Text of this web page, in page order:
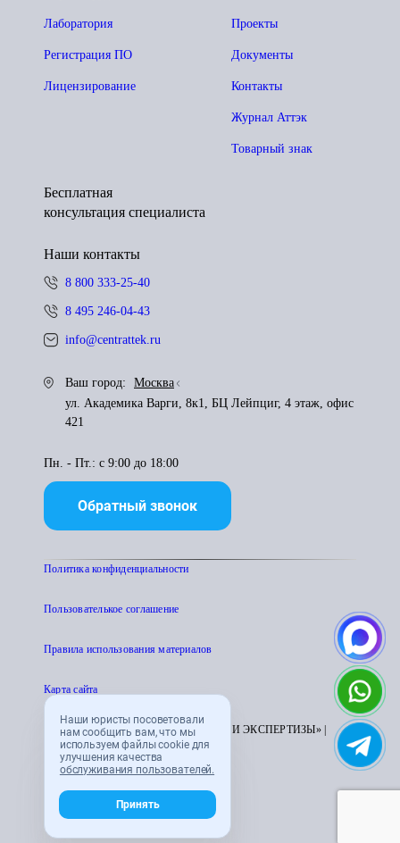
Наши юристы посоветовали
нам сообщить вам, что мы
используем файлы cookie для
улучшения качества
обслуживания пользователей.
Принять
Проекты
Документы
Контакты
Журнал Аттэк
Товарный знак
Лаборатория
Регистрация ПО
Лицензирование
Бесплатная
консультация специалиста
Наши контакты
8 800 333-25-40
8 495 246-04-43
info@centrattek.ru
Ваш город:
Москва
ул. Академика Варги, 8к1, БЦ Лейпциг, 4 этаж, офис
421
Пн. - Пт.: с 9:00 до 18:00
Обратный звонок
Политика конфиденциальности
Пользователькое соглашение
Правила использования материалов
Карта сайта
© 1995 - 2026 «ЦЕНТР АТТЕСТАЦИИ И ЭКСПЕРТИЗЫ» |
CENTRATTEK.RU